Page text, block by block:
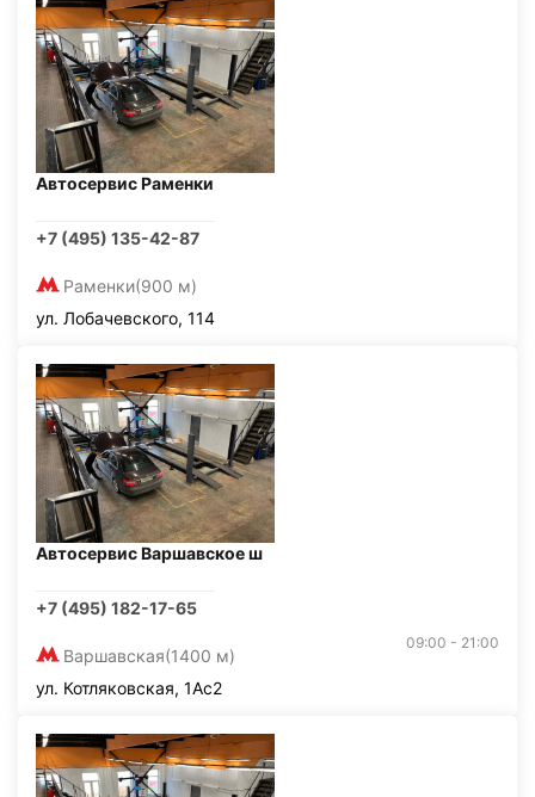
Автосервис Раменки
+7 (495) 135-42-87
Раменки(900 м)
ул. Лобачевского, 114
Автосервис Варшавское ш
+7 (495) 182-17-65
Варшавская(1400 м)
09:00 - 21:00
ул. Котляковская, 1Ас2